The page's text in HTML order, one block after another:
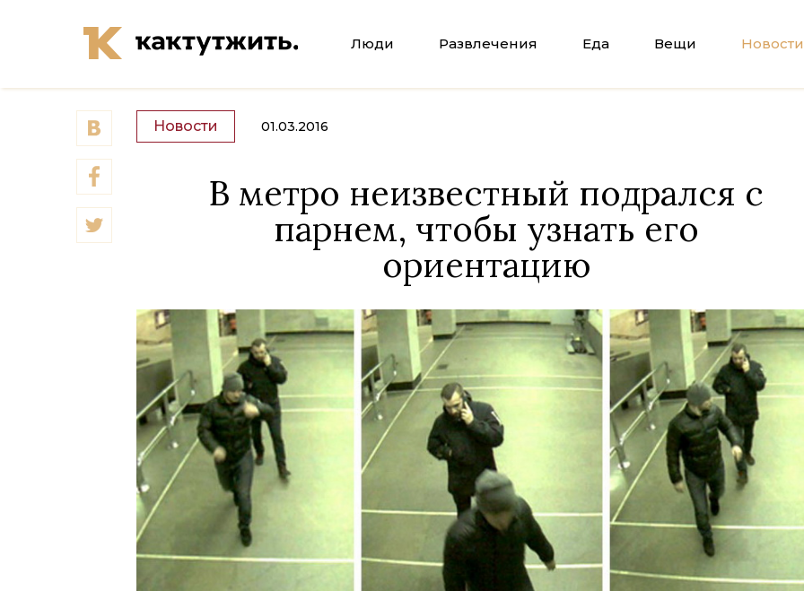
Люди Развлечения Еда Вещи Новости
Новости 01.03.2016
В метро неизвестный подрался с
парнем, чтобы узнать его
ориентацию